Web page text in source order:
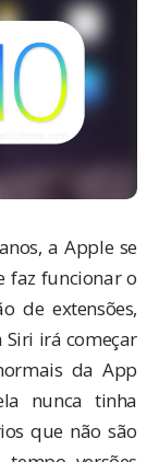
a Apple se
faz funcionar o
de extensões,
Siri irá começar
da App
nunca tinha
que não são